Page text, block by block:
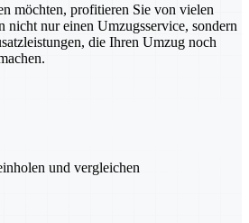
möchten, profitieren Sie von vielen
nicht nur einen Umzugsservice, sondern
die Ihren Umzug noch
und vergleichen